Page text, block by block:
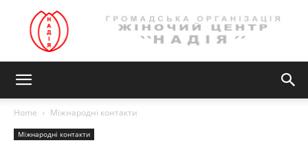
Home Міжнародні контакти
Міжнародні контакти